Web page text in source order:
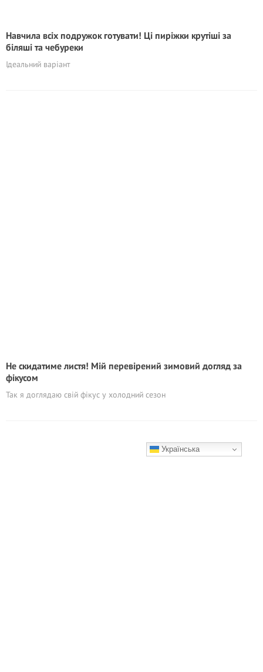
Навчила всіх подружок готувати! Ці пиріжки крутіші за
біляші та чебуреки
Ідеальний варіант
Не скидатиме листя! Мій перевірений зимовий догляд за
фікусом
Так я доглядаю свій фікус у холодний сезон
Українська